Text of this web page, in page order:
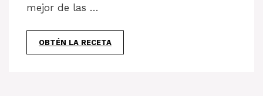
mejor de las …
OBTÉN LA RECETA